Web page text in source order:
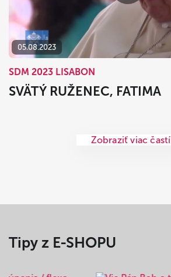
05.08.2023
SDM 2023 LISABON
SVÄTÝ RUŽENEC, FATIMA
Zobraziť viac častí
Tipy z E-SHOPU